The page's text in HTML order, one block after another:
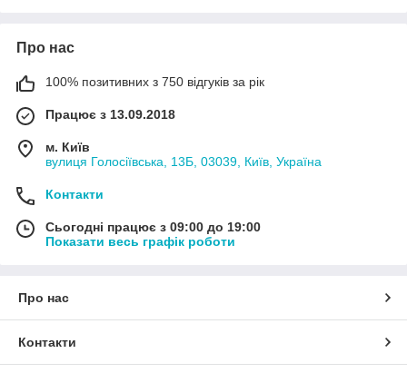
Про нас
100% позитивних з 750 відгуків за рік
Працює з 13.09.2018
м. Київ
вулиця Голосіївська, 13Б, 03039, Київ, Україна
Контакти
Сьогодні працює з 09:00 до 19:00
Показати весь графік роботи
Про нас
Контакти